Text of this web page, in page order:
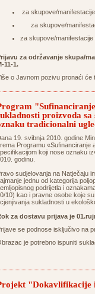
za skupove/
za skupove/
za skupove/manifestacije
za održavanje skupa/
11-1.
o Javnom pozivu pronaći
proizvoda
tradicionalni
19. svibnja 2010. godine
Programu «Sufinanciranje
koji nose oznaku
godinu.
sudjelovanja na Natječaju
jednu od kategorija
podrijetla i
10) kao i pravne osobe koje
sukladnosti u
za dostavu prijava je
se podnose isključivo na
je potrebno ispuniti
"Dokavlifikacije